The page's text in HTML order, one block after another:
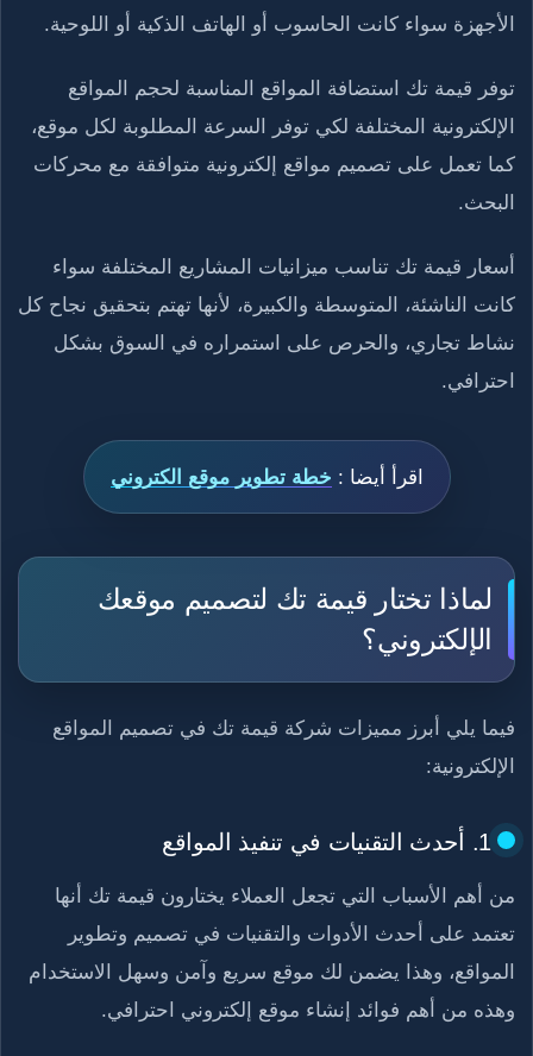
الأجهزة سواء كانت الحاسوب أو الهاتف الذكية أو اللوحية.
توفر قيمة تك استضافة المواقع المناسبة لحجم المواقع
الإلكترونية المختلفة لكي توفر السرعة المطلوبة لكل موقع،
كما تعمل على تصميم مواقع إلكترونية متوافقة مع محركات
البحث.
أسعار قيمة تك تناسب ميزانيات المشاريع المختلفة سواء
كانت الناشئة، المتوسطة والكبيرة، لأنها تهتم بتحقيق نجاح كل
نشاط تجاري، والحرص على استمراره في السوق بشكل
احترافي.
اقرأ أيضا : خطة تطوير موقع الكتروني
لماذا تختار قيمة تك لتصميم موقعك
الإلكتروني؟
فيما يلي أبرز مميزات شركة قيمة تك في تصميم المواقع
الإلكترونية:
1. أحدث التقنيات في تنفيذ المواقع
من أهم الأسباب التي تجعل العملاء يختارون قيمة تك أنها
تعتمد على أحدث الأدوات والتقنيات في تصميم وتطوير
المواقع، وهذا يضمن لك موقع سريع وآمن وسهل الاستخدام
وهذه من أهم فوائد إنشاء موقع إلكتروني احترافي.